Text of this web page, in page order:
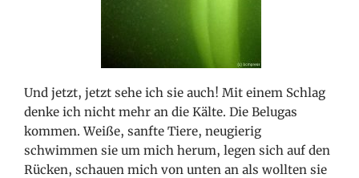
Und jetzt, jetzt sehe ich sie auch! Mit einem Schlag
denke ich nicht mehr an die Kälte. Die Belugas
kommen. Weiße, sanfte Tiere, neugierig
schwimmen sie um mich herum, legen sich auf den
Rücken, schauen mich von unten an als wollten sie